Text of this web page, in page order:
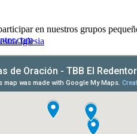
Iglesia
Visitante
en nuestros grupos